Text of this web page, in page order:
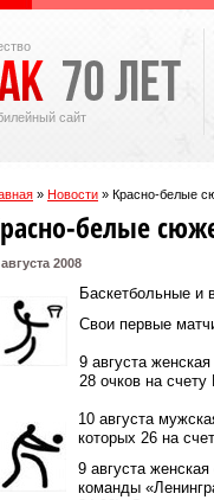
сайт
» Новости » Красно-белые
белые
2008
Баскетбольные и
Свои первые
9 августа
28 очков на
10 августа
которых 26 на
9 августа
команды